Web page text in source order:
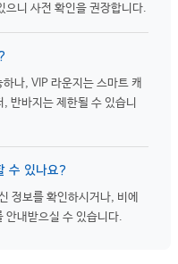
으니 사전 확인을 권장합니다.
나, VIP 라운지는 스마트 캐
반바지는 제한될 수 있습니
수 있나요?
정보를 확인하시거나, 비에
안내받으실 수 있습니다.